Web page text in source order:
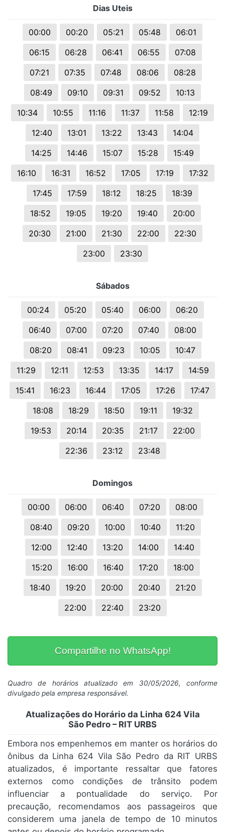
Dias Uteis
00:00 00:20 05:21 05:48
06:01
06:15
06:28 06:41 06:55
07:08
07:21
07:35 07:48 08:06
08:28
08:49
09:10 09:31 09:52
10:13
10:34
10:55 11:16 11:37 11:58
12:19
12:40
13:01 13:22 13:43
14:04
14:25
14:46 15:07 15:28
15:49
16:10
16:31 16:52 17:05 17:19
17:32
17:45
17:59 18:12 18:25
18:39
18:52
19:05 19:20 19:40
20:00
20:30
21:00 21:30 22:00
22:30
23:00
23:30
Sábados
00:24 05:20 05:40 06:00
06:20
06:40
07:00 07:20 07:40
08:00
08:20
08:41 09:23 10:05
10:47
11:29
12:11 12:53 13:35 14:17
14:59
15:41
16:23 16:44 17:05 17:26
17:47
18:08
18:29 18:50 19:11
19:32
19:53
20:14 20:35 21:17
22:00
22:36
23:12 23:48
Domingos
00:00 06:00 06:40 07:20
08:00
08:40
09:20 10:00 10:40
11:20
12:00
12:40 13:20 14:00
14:40
15:20
16:00 16:40 17:20
18:00
18:40
19:20 20:00 20:40
21:20
22:00
22:40 23:20
Compartilhe no WhatsApp!
Quadro de horários atualizado em 30/05/2026, conforme
divulgado pela empresa responsável.
Atualizações do Horário da Linha 624 Vila
São Pedro – RIT URBS
Embora nos empenhemos em manter os horários do
ônibus da Linha 624 Vila São Pedro da RIT URBS
atualizados, é importante ressaltar que fatores
externos como condições de trânsito podem
influenciar a pontualidade do serviço. Por
precaução, recomendamos aos passageiros que
considerem uma janela de tempo de 10 minutos